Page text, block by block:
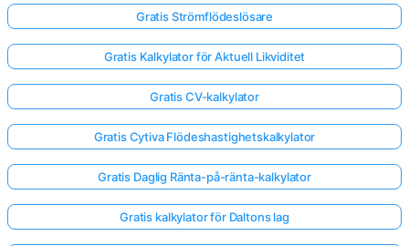
Gratis Strömflödeslösare
Gratis Kalkylator för Aktuell Likviditet
Gratis CV-kalkylator
Gratis Cytiva Flödeshastighetskalkylator
Gratis Daglig Ränta-på-ränta-kalkylator
Gratis kalkylator för Daltons lag